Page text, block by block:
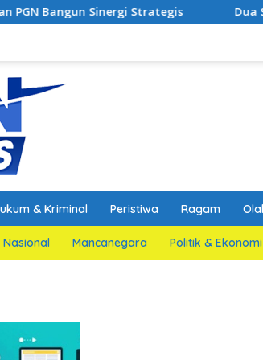
Strategis Dua Saksi Kunci
& Kriminal Peristiwa Ragam
Nasional Mancanegara Politik & Ekonomi